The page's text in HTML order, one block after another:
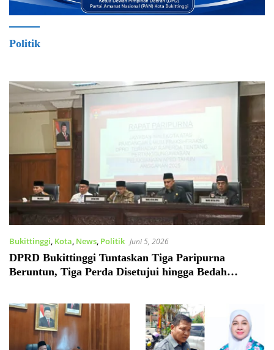
Politik
Bukittinggi, Kota, News, Politik Juni 5, 2026
DPRD Bukittinggi Tuntaskan Tiga Paripurna
Beruntun, Tiga Perda Disetujui hingga Bedah